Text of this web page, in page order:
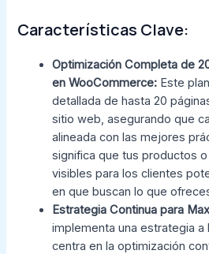
Características Clave:
Optimización Completa de
en WooCommerce: Este
detallada de hasta 20
sitio web, asegurando que
alineada con las mejores
significa que tus productos
visibles para los clientes
en que buscan lo que
Estrategia Continua para
implementa una estrategia a
centra en la optimización